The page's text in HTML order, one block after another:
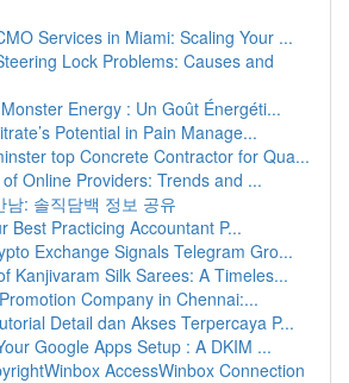
Services in Miami: Scaling Your ...
Lock Problems: Causes and
Energy : Un Goût Énergéti...
Potential in Pain Manage...
top Concrete Contractor for Qua...
Online Providers: Trends and ...
남: 솔직담백 정보 공유
Best Practicing Accountant P...
Exchange Signals Telegram Gro...
Kanjivaram Silk Sarees: A Timeles...
Company in Chennai:...
Detail dan Akses Terpercaya P...
Google Apps Setup : A DKIM ...
AccessWinbox Connection